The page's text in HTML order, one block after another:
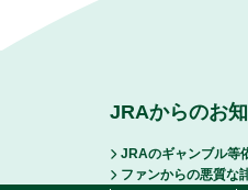
JRAからのお
JRAのギャンブル等
ファンからの悪質な